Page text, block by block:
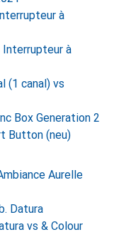
à
Interrupteur à
(1 canal) vs
Box Generation 2
Button (neu)
Aurelle
Datura
vs & Colour